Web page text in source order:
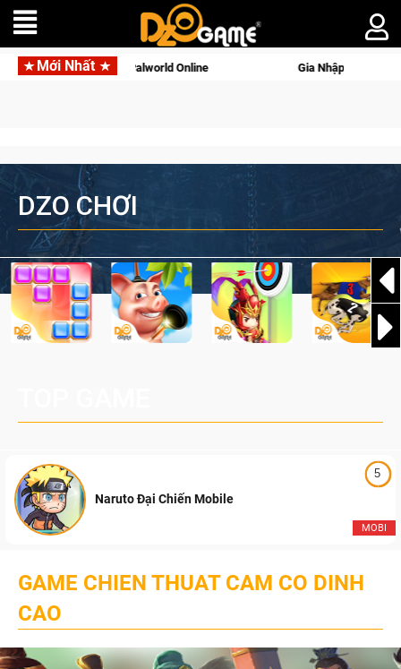
Mới Nhất
với tên gọi Palworld Online Gia Nhập Closed Beta
DZO CHƠI
5
MOBI
Naruto Đại Chiến Mobile
GAME CHIEN THUAT CAM CO DINH
CAO